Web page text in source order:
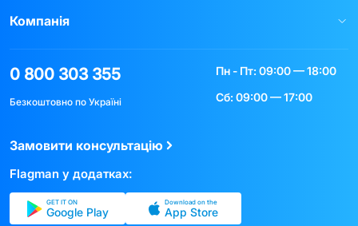
Компанія
0 800 303 355
Безкоштовно по Україні
Пн - Пт: 09:00 — 18:00
Сб: 09:00 — 17:00
Замовити консультацію
Flagman у додатках:
GET IT ON
Google Play
Download on the
App Store